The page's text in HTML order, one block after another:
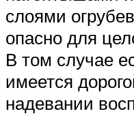
слоями
опасно для
В том случае
имеется
надевании